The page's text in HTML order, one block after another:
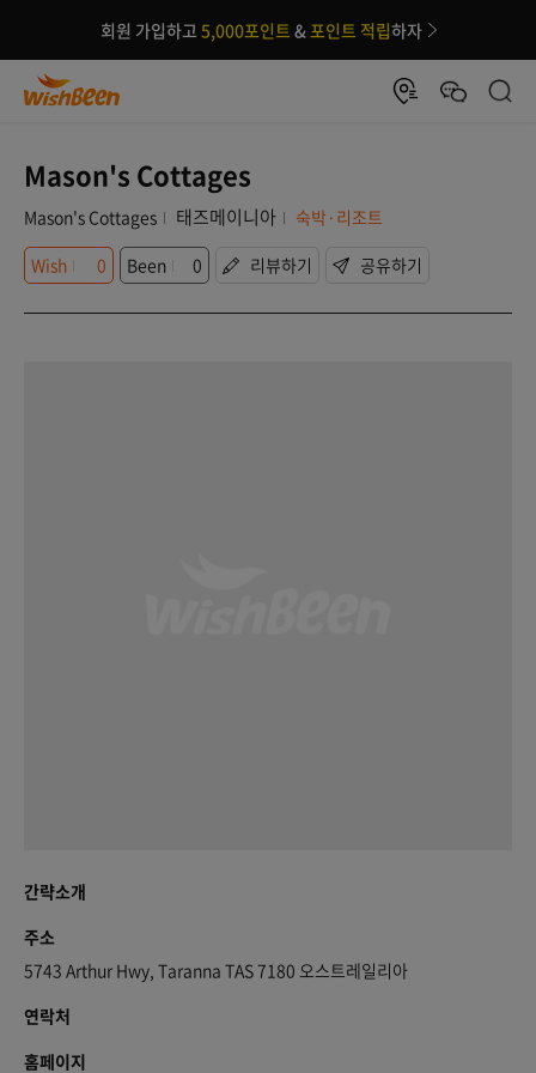
회원 가입하고 5,000포인트 &포인트 적립하자
Mason's Cottages
Mason's Cottages 태즈메이니아
숙박·리조트
Wish
0 Been 0 리뷰하기 공유하기
간략소개
주소
5743 Arthur Hwy, Taranna TAS 7180 오스트레일리아
연락처
홈페이지